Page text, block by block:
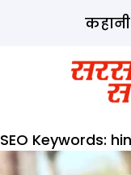
कहानी
SEO Keywords: